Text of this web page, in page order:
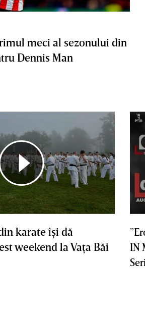
meci al sezonului din
Dennis Man
karate îşi dă
weekend la Vaţa Băi
IN